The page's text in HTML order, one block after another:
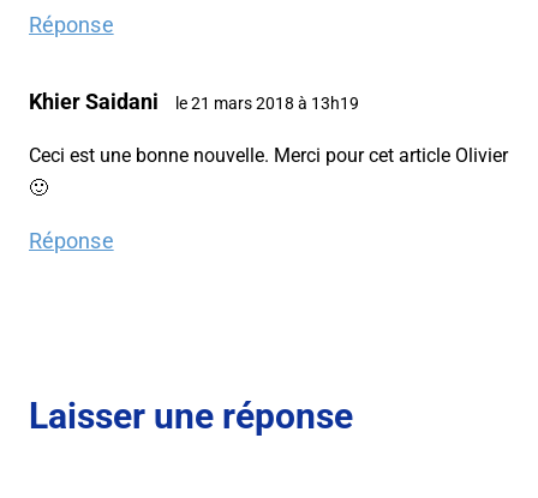
Réponse
Khier Saidani le 21 mars 2018 à 13h19
Ceci est une bonne nouvelle. Merci pour cet article Olivier
🙂
Réponse
Laisser une réponse